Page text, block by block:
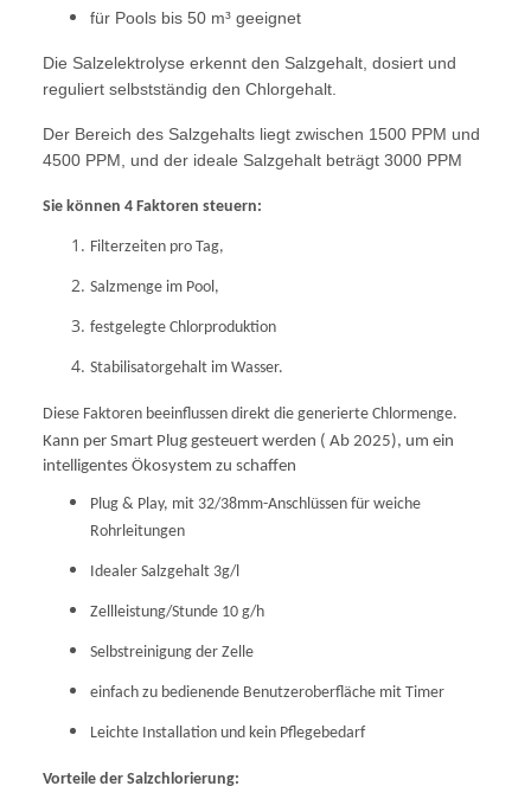
für Pools bis 50 m³ geeignet
Die Salzelektrolyse erkennt den Salzgehalt, dosiert und
reguliert selbstständig den Chlorgehalt.
Der Bereich des Salzgehalts liegt zwischen 1500 PPM und
4500 PPM, und der ideale Salzgehalt beträgt 3000 PPM
Sie können 4 Faktoren steuern:
Filterzeiten pro Tag,
Salzmenge im Pool,
festgelegte Chlorproduktion
Stabilisatorgehalt im Wasser.
Diese Faktoren beeinflussen direkt die generierte Chlormenge.
Kann per Smart Plug gesteuert werden ( Ab 2025), um ein
intelligentes Ökosystem zu schaffen
Plug & Play, mit 32/38mm-Anschlüssen für weiche
Rohrleitungen
Idealer Salzgehalt 3g/l
Zellleistung/Stunde 10 g/h
Selbstreinigung der Zelle
einfach zu bedienende Benutzeroberfläche mit Timer
Leichte Installation und kein Pflegebedarf
Vorteile der Salzchlorierung: